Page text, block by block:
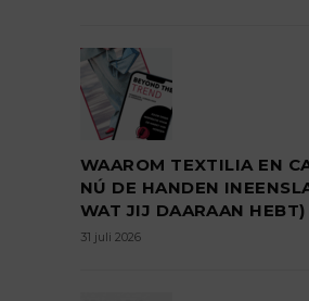
WAAROM TEXTILIA EN
NÚ DE HANDEN
WAT JIJ DAARAAN HEBT)
31 juli 2026